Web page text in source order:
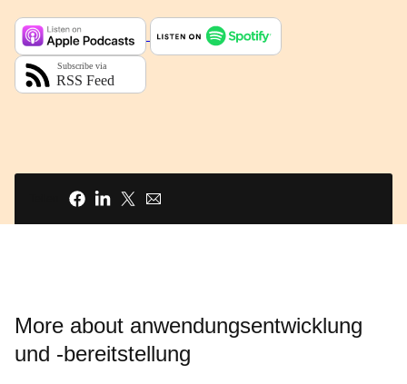
More about anwendungsentwicklung
und -bereitstellung